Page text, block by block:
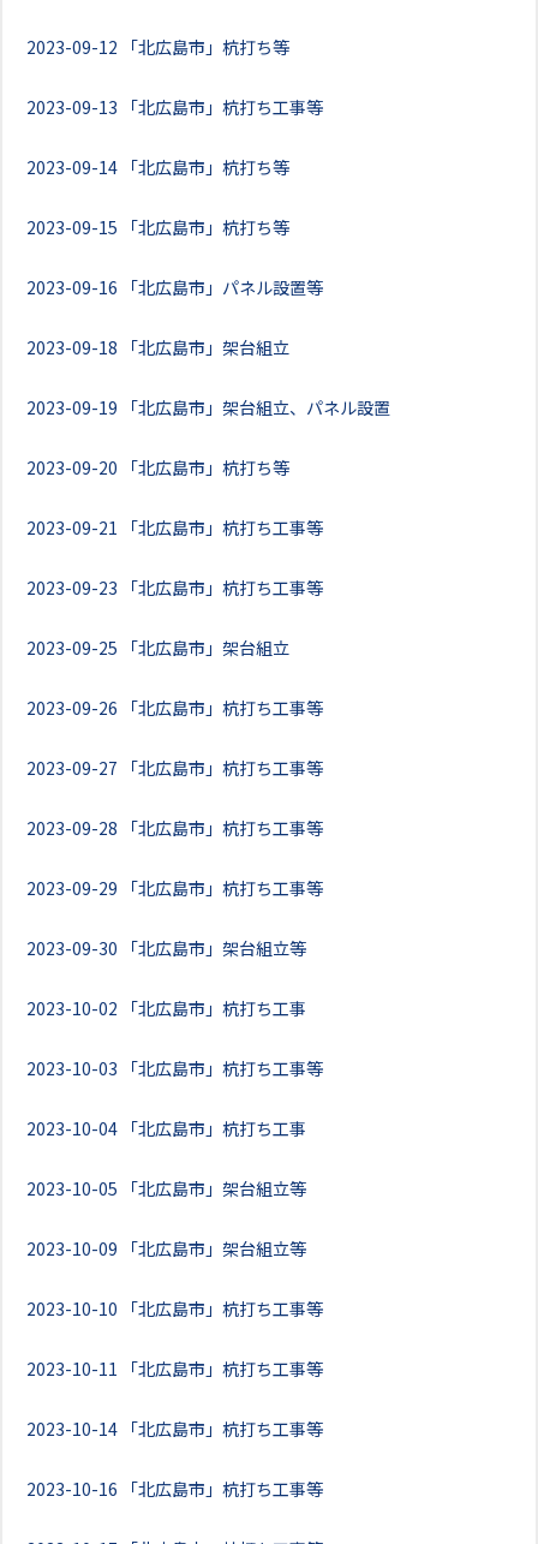
2023-09-12 「北広島市」杭打ち等
2023-09-13 「北広島市」杭打ち工事等
2023-09-14 「北広島市」杭打ち等
2023-09-15 「北広島市」杭打ち等
2023-09-16 「北広島市」パネル設置等
2023-09-18 「北広島市」架台組立
2023-09-19 「北広島市」架台組立、パネル設置
2023-09-20 「北広島市」杭打ち等
2023-09-21 「北広島市」杭打ち工事等
2023-09-23 「北広島市」杭打ち工事等
2023-09-25 「北広島市」架台組立
2023-09-26 「北広島市」杭打ち工事等
2023-09-27 「北広島市」杭打ち工事等
2023-09-28 「北広島市」杭打ち工事等
2023-09-29 「北広島市」杭打ち工事等
2023-09-30 「北広島市」架台組立等
2023-10-02 「北広島市」杭打ち工事
2023-10-03 「北広島市」杭打ち工事等
2023-10-04 「北広島市」杭打ち工事
2023-10-05 「北広島市」架台組立等
2023-10-09 「北広島市」架台組立等
2023-10-10 「北広島市」杭打ち工事等
2023-10-11 「北広島市」杭打ち工事等
2023-10-14 「北広島市」杭打ち工事等
2023-10-16 「北広島市」杭打ち工事等